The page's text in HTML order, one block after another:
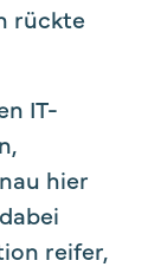
rückte
IT-
hier
reifer,